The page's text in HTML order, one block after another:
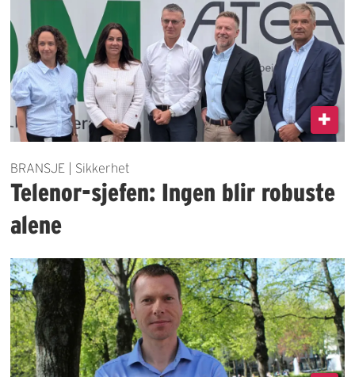
BRANSJE | Sikkerhet
Telenor-sjefen: Ingen blir robuste
alene